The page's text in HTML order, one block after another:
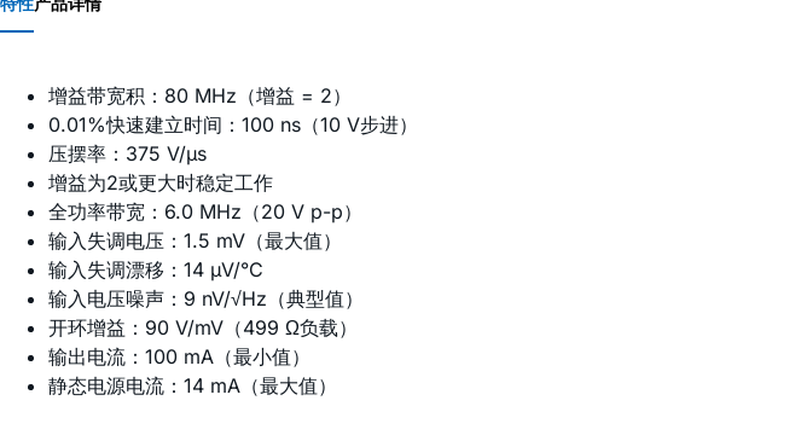
增益带宽积：80 MHz（增益 = 2）
0.01%快速建立时间：100 ns（10 V步进）
压摆率：375 V/µs
增益为2或更大时稳定工作
全功率带宽：6.0 MHz（20 V p-p）
输入失调电压：1.5 mV（最大值）
输入失调漂移：14 µV/°C
输入电压噪声：9 nV/√Hz（典型值）
开环增益：90 V/mV（499 Ω负载）
输出电流：100 mA（最小值）
静态电源电流：14 mA（最大值）